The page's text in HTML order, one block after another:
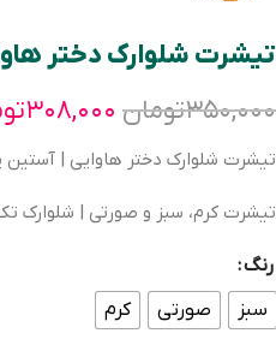
تیشرت شلوارک دختر
۳۵۰,۰۰۰تومان ۳۰۸,۰۰۰
تیشرت شلوارک دختر هاوایی | آستین
تیشرت کرم، سبز و صورتی | شلوارک
رنگ
سبز
صورتی کرم